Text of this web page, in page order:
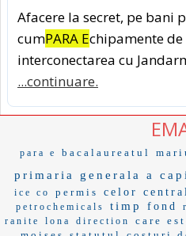
Afacere la secret, pe bani
cumPARA Echipamente
interconectarea cu
...continuare.
para e bacalaureatul
primaria generala a
ice co permis celor central
petrochemicals timp fond
ranite
lona direction care